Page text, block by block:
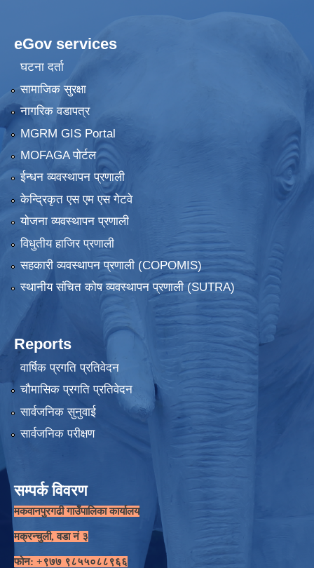
eGov services
घटना दर्ता
सामाजिक सुरक्षा
नागरिक वडापत्र
MGRM GIS Portal
MOFAGA पोर्टल
ईन्धन व्यवस्थापन प्रणाली
केन्द्रिकृत एस एम एस गेटवे
योजना व्यवस्थापन प्रणाली
विधुतीय हाजिर प्रणाली
सहकारी व्यवस्थापन प्रणाली (COPOMIS)
स्थानीय संचित कोष व्यवस्थापन प्रणाली (SUTRA)
Reports
वार्षिक प्रगति प्रतिवेदन
चौमासिक प्रगति प्रतिवेदन
सार्वजनिक सुनुवाई
सार्वजनिक परीक्षण
सम्पर्क विवरण
मकवानपुरगढी गाउँपालिका कार्यालय
मक्रन्चुली, वडा नं ३
फोन: +९७७ ९८५५०८८९६६